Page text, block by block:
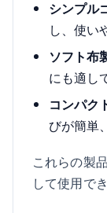
シンプル
し、使い
ソフト布
にも適し
コンパク
びが簡単
これらの製
して使用で